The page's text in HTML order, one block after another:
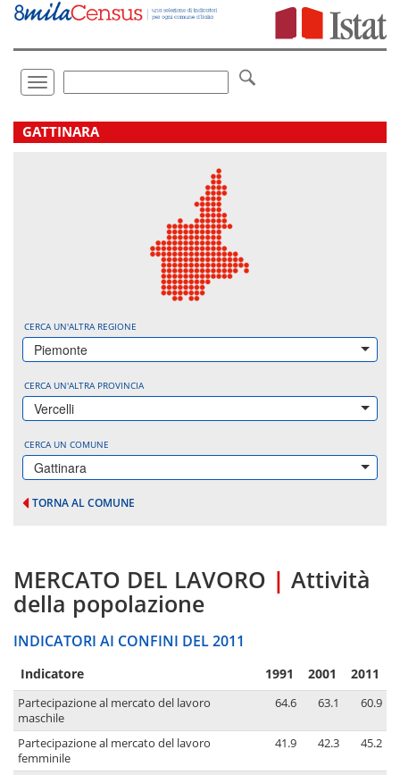
Vai
direttamente
Toggle
navigation
.
GATTINARA
CERCA UN'ALTRA REGIONE
Piemonte
CERCA UN'ALTRA PROVINCIA
Vercelli
CERCA UN COMUNE
Gattinara
TORNA AL COMUNE
MERCATO DEL LAVORO | Attività
della popolazione
INDICATORI AI CONFINI DEL 2011
Indicatore 1991 2001 2011
Partecipazione al mercato del lavoro
maschile
64.6 63.1 60.9
Partecipazione al mercato del lavoro
femminile
41.9 42.3 45.2